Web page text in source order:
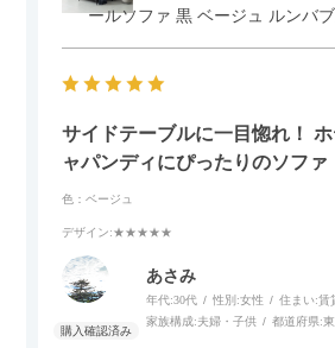
ールソファ 黒 ベージュ ルンバ
サイドテーブルに一目惚れ！
ャパンディにぴったりのソファ
色：ベージュ
デザイン:★★★★★
あさみ
年代:30代 性別:女性 住まい:賃
家族構成:夫婦・子供 都道府県: